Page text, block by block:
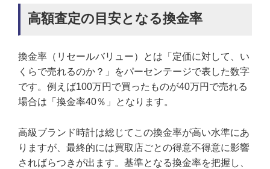
高額査定の目安となる換金率
換金率（リセールバリュー）とは「定価に対して、い
くらで売れるのか？」をパーセンテージで表した数字
です。例えば100万円で買ったものが40万円で売れる
場合は「換金率40％」となります。
高級ブランド時計は総じてこの換金率が高い水準にあ
りますが、最終的には買取店ごとの得意不得意に影響
さればらつきが出ます。基準となる換金率を把握し、